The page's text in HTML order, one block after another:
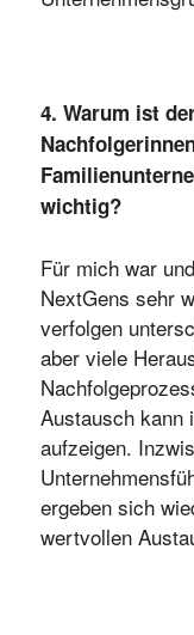
4. Warum ist
wichtig?
Für mich war
NextGens sehr
verfolgen
aber viele
Austausch kann
aufzeigen.
ergeben sich
wertvollen